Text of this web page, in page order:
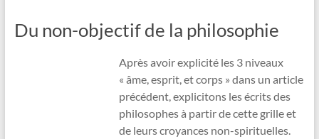
Du non-objectif de la philosophie
Après avoir explicité les 3 niveaux
« âme, esprit, et corps » dans un article
précédent, explicitons les écrits des
philosophes à partir de cette grille et
de leurs croyances non-spirituelles.